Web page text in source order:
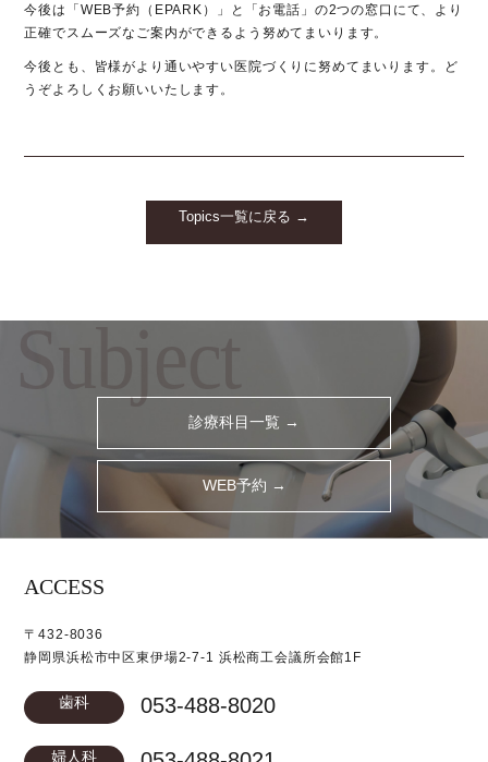
今後は「WEB予約（EPARK）」と「お電話」の2つの窓口にて、より
正確でスムーズなご案内ができるよう努めてまいります。
今後とも、皆様がより通いやすい医院づくりに努めてまいります。ど
うぞよろしくお願いいたします。
Topics一覧に戻る →
Subject
診療科目一覧 →
WEB予約 →
ACCESS
〒432-8036
静岡県浜松市中区東伊場2-7-1 浜松商工会議所会館1F
歯科 053-488-8020
婦人科